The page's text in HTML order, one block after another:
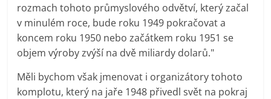
rozmach tohoto průmyslového odvětví, který začal
v minulém roce, bude roku 1949 pokračovat a
koncem roku 1950 nebo začátkem roku 1951 se
objem výroby zvýší na dvě miliardy dolarů."
Měli bychom však jmenovat i organizátory tohoto
komplotu, který na jaře 1948 přivedl svět na pokraj